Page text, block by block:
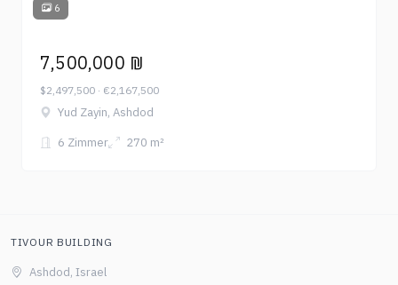
6
7,500,000 ₪
$2,497,500 · €2,167,500
Yud Zayin, Ashdod
6 Zimmer
270 m²
TIVOUR BUILDING
Ashdod, Israel